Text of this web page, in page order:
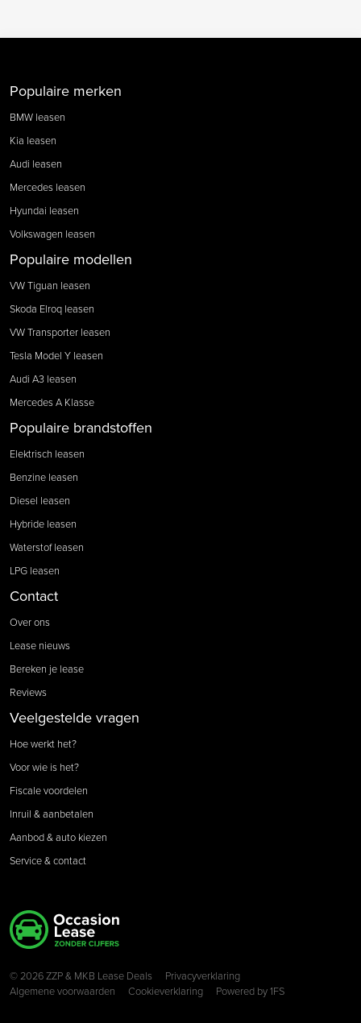
Populaire merken
BMW leasen
Kia leasen
Audi leasen
Mercedes leasen
Hyundai leasen
Volkswagen leasen
Populaire modellen
VW Tiguan leasen
Skoda Elroq leasen
VW Transporter leasen
Tesla Model Y leasen
Audi A3 leasen
Mercedes A Klasse
Populaire brandstoffen
Elektrisch leasen
Benzine leasen
Diesel leasen
Hybride leasen
Waterstof leasen
LPG leasen
Contact
Over ons
Lease nieuws
Bereken je lease
Reviews
Veelgestelde vragen
Hoe werkt het?
Voor wie is het?
Fiscale voordelen
Inruil & aanbetalen
Aanbod & auto kiezen
Service & contact
Copyright navigation
© 2026 ZZP & MKB Lease Deals
Privacyverklaring
Algemene voorwaarden
Cookieverklaring Powered by1FS